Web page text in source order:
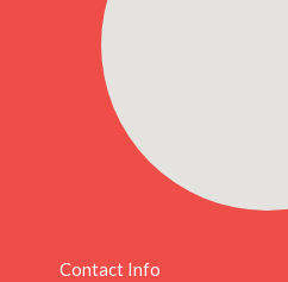
Contact Info